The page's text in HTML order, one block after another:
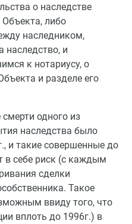
о наследстве
Объекта, либо
наследником,
и
к нотариусу, о
и разделе его
одного из
наследства было
и такие совершенные до
в себе риск (с каждым
сделки
Такое
ввиду того, что
вплоть до 1996г.) в